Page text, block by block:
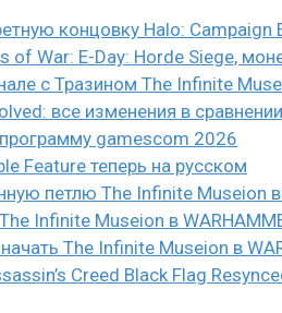
концовку Halo: Campaign
of War: E-Day: Horde Siege,
с Тразином The Infinite
все изменения в
gamescom 2026
Feature теперь на русском
петлю The Infinite Museion
Infinite Museion в
The Infinite Museion в
Creed Black Flag